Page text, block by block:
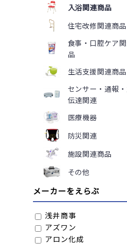
入浴関連商品
住宅改修関連商品
食事・口腔ケア
品
生活支援関連商品
センサー・通報
伝達関連
医療機器
防災関連
施設関連商品
その他
メーカーをえらぶ
浅井商事
アズワン
アロン化成